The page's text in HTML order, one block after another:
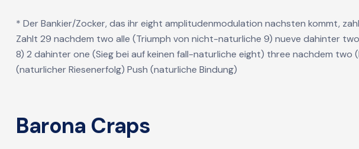
* Der Bankier/Zocker, das ihr eight amplitudenmodulation nachsten kommt,
Zahlt 29 nachdem two alle (Triumph von nicht-naturliche 9) nueve dahinter
8) 2 dahinter one (Sieg bei auf keinen fall-naturliche eight) three nachdem
(naturlicher Riesenerfolg) Push (naturliche Bindung)
Barona Craps